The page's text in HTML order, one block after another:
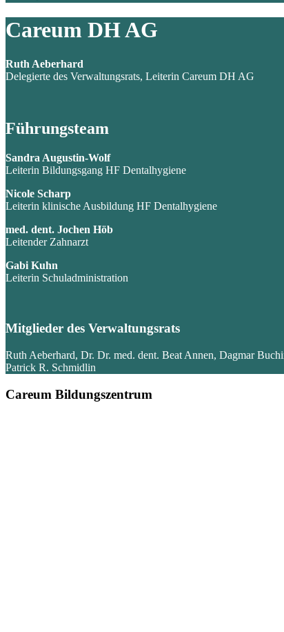
Careum DH AG
Ruth Aeberhard
Delegierte des Verwaltungsrats, Leiterin Careum DH AG
Führungsteam
Sandra Augustin-Wolf
Leiterin Bildungsgang HF Dentalhygiene
Nicole Scharp
Leiterin klinische Ausbildung HF Dentalhygiene
med. dent. Jochen Höb
Leitender Zahnarzt
Gabi Kuhn
Leiterin Schuladministration
Mitglieder des Verwaltungsrats
Ruth Aeberhard, Dr. Dr. med. dent. Beat Annen, Dagmar
Patrick R. Schmidlin
Careum Bildungszentrum